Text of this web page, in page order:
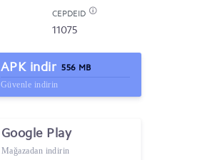
CEPDEID
11075
APK indir 556 MB
Güvenle indirin
Google Play
Mağazadan indirin